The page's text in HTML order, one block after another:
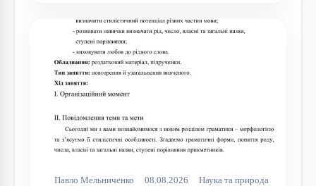
Павло Мельниченко 08.08.2026 Наука та природа